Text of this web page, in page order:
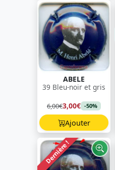
ABELE
39 Bleu-noir et gris
6,00€3,00€ -50%
Ajouter
Dernière !